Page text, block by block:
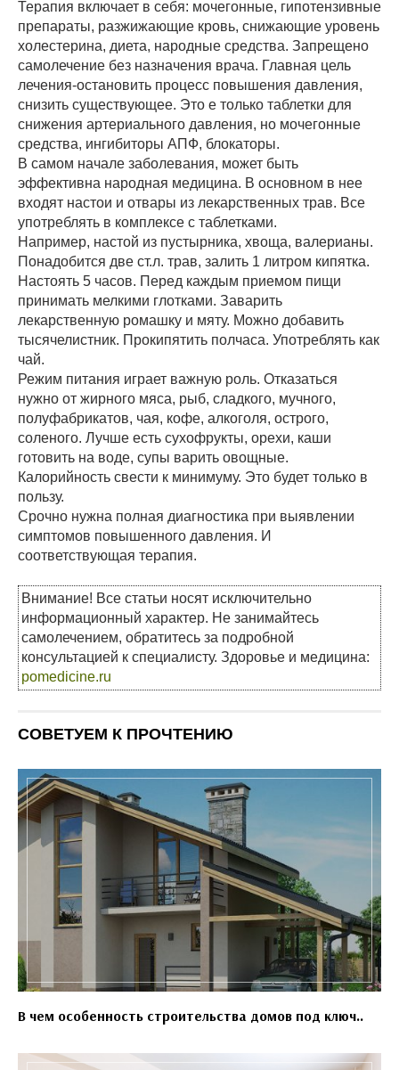
Терапия включает в себя: мочегонные, гипотензивные
препараты, разжижающие кровь, снижающие уровень
холестерина, диета, народные средства. Запрещено
самолечение без назначения врача. Главная цель
лечения-остановить процесс повышения давления,
снизить существующее. Это е только таблетки для
снижения артериального давления, но мочегонные
средства, ингибиторы АПФ, блокаторы.
В самом начале заболевания, может быть
эффективна народная медицина. В основном в нее
входят настои и отвары из лекарственных трав. Все
употреблять в комплексе с таблетками.
Например, настой из пустырника, хвоща, валерианы.
Понадобится две ст.л. трав, залить 1 литром кипятка.
Настоять 5 часов. Перед каждым приемом пищи
принимать мелкими глотками. Заварить
лекарственную ромашку и мяту. Можно добавить
тысячелистник. Прокипятить полчаса. Употреблять как
чай.
Режим питания играет важную роль. Отказаться
нужно от жирного мяса, рыб, сладкого, мучного,
полуфабрикатов, чая, кофе, алкоголя, острого,
соленого. Лучше есть сухофрукты, орехи, каши
готовить на воде, супы варить овощные.
Калорийность свести к минимуму. Это будет только в
пользу.
Срочно нужна полная диагностика при выявлении
симптомов повышенного давления. И
соответствующая терапия.
Внимание! Все статьи носят исключительно
информационный характер. Не занимайтесь
самолечением, обратитесь за подробной
консультацией к специалисту. Здоровье и медицина:
pomedicine.ru
СОВЕТУЕМ К ПРОЧТЕНИЮ
В чем особенность строительства домов под ключ..